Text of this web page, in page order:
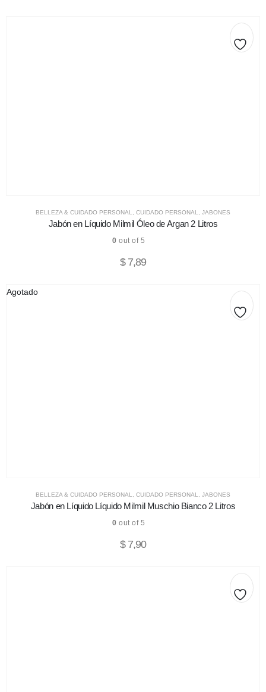
BELLEZA & CUIDADO PERSONAL CUIDADO PERSONAL JABONES
Jabón en Líquido Milmil Óleo de Argan 2 Litros
0 out of 5
$7,89
Agotado
BELLEZA & CUIDADO PERSONAL CUIDADO PERSONAL JABONES
Jabón en Líquido Líquido Milmil Muschio Bianco 2 Litros
0 out of 5
$7,90